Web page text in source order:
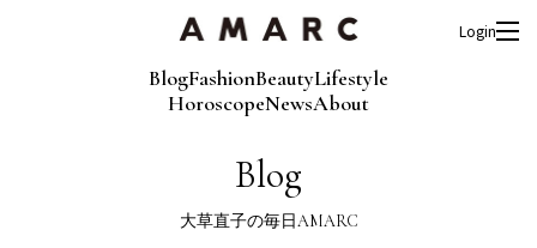
BlogFashionBeautyLifestyle
HoroscopeNewsAbout
Login
Blog
大草直子の毎日AMARC